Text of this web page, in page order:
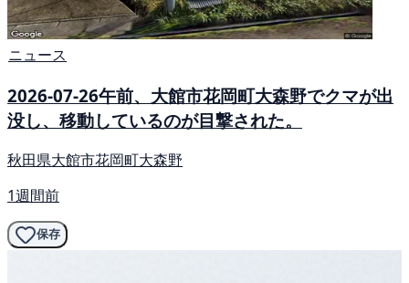
ニュース
2026-07-26午前、大館市花岡町大森野でクマが出
没し、移動しているのが目撃された。
秋田県大館市花岡町大森野
1週間前
保存